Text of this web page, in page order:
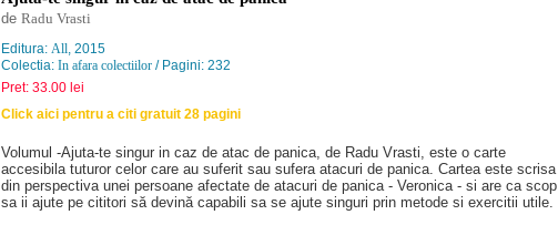
de Radu Vrasti
Editura: All, 2015
Colectia: In afara colectiilor / Pagini: 232
Pret: 33.00 lei
Click aici pentru a citi gratuit 28 pagini
Volumul -Ajuta-te singur in caz de atac de panica, de Radu Vrasti, este o carte
accesibila tuturor celor care au suferit sau sufera atacuri de panica. Cartea este scrisa
din perspectiva unei persoane afectate de atacuri de panica - Veronica - si are ca scop
sa ii ajute pe cititori să devină capabili sa se ajute singuri prin metode si exercitii utile.